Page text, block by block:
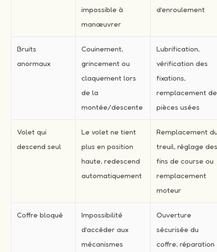
impossible à
manœuvrer
d’enroulement
Bruits
anormaux
Couinement,
grincement ou
claquement lors
de la
montée/descente
Lubrification,
vérification des
fixations,
remplacement de
pièces usées
Volet qui
descend seul
Le volet ne tient
plus en position
haute, redescend
automatiquement
Remplacement
treuil, réglage
fins de course ou
remplacement
moteur
Coffre bloqué
Impossibilité
d’accéder aux
mécanismes
Ouverture
sécurisée du
coffre, réparation